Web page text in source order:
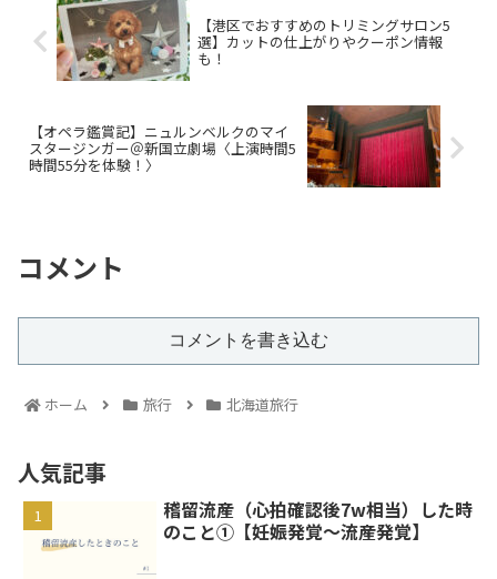
【港区でおすすめのトリミングサロン5
選】カットの仕上がりやクーポン情報
も！
【オペラ鑑賞記】ニュルンベルクのマイ
スタージンガー＠新国立劇場〈上演時間5
時間55分を体験！〉
コメント
コメントを書き込む
ホーム 旅行 北海道旅行
人気記事
稽留流産（心拍確認後7w相当）した時
のこと①【妊娠発覚～流産発覚】